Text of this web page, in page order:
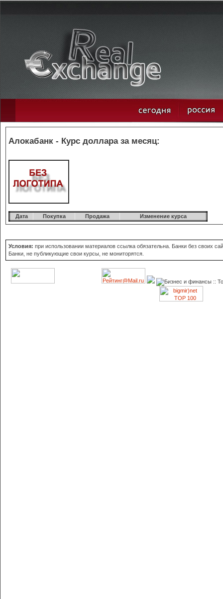
Алокабанк - Курс доллара за месяц:
Дата Покупка Продажа Изменение курса
Условия: при использовании материалов ссылка обязательна. Банки без своих
Банки, не публикующие свои курсы, не мониторятся.